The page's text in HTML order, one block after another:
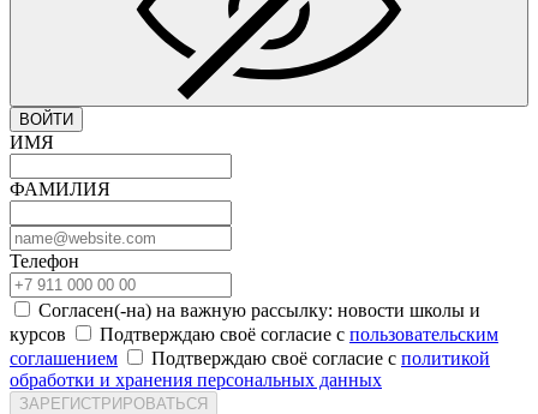
ВОЙТИ
ИМЯ
ФАМИЛИЯ
Телефон
Согласен(-на) на важную рассылку: новости школы и
курсов
Подтверждаю своё согласие с пользовательским
соглашением
Подтверждаю своё согласие с политикой
обработки и хранения персональных данных
ЗАРЕГИСТРИРОВАТЬСЯ